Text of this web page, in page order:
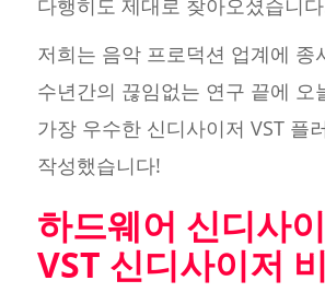
다행히도 제대로 찾아오셨습니
저희는 음악 프로덕션 업계에 종
수년간의 끊임없는 연구 끝에 오
가장 우수한 신디사이저 VST 플
작성했습니다!
하드웨어 신디사
VST 신디사이저